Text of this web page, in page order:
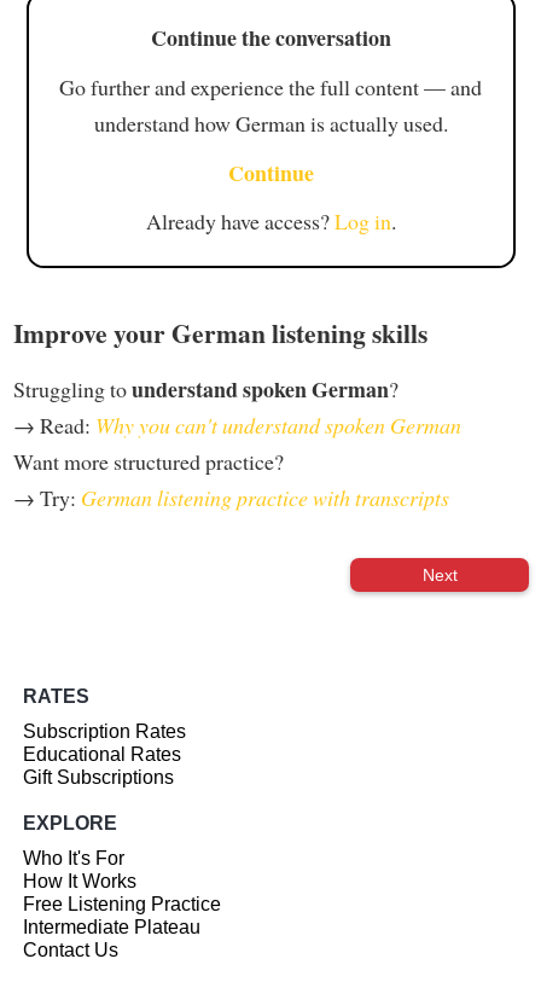
Continue the conversation
Go further and experience the full content — and
understand how German is actually used.
Continue
Already have access?Log in.
Improve your German listening skills
Struggling tounderstand spoken German?
→ Read: Why you can't understand spoken German
Want more structured practice?
→ Try: German listening practice with transcripts
Next
RATES
Subscription Rates
Educational Rates
Gift Subscriptions
EXPLORE
Who It's For
How It Works
Free Listening Practice
Intermediate Plateau
Contact Us